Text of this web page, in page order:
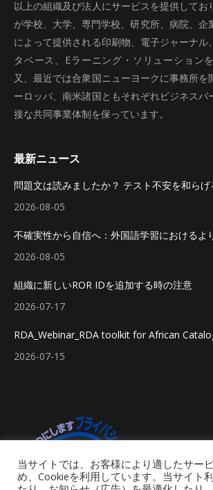
以上の組織及び法人にサービスを提供してお
が学校、大学、専門学校、研究所、病院、企
によって提供される印刷物、電子ジャーナル
タベース、Eラーニング・ソリューション
又、最近では合衆国ニューヨークに事務所を
ーロッパ、南米諸国ともそれぞれビジネスパ
接な共同事業体制を保っています。
最新ニュース
問題文は読みましたか？ テスト不安を和ら
2026-08-05
不確実性から自信へ：外国語学習におけるよ
2026-08-05
組織に新しいROR IDを追加する時の注意
2026-07-17
RDA_Webinar_RDA toolkit for African
2026-07-15
当サイトでは、お客様により適したサー
め、Cookieを利用しています。当サイト